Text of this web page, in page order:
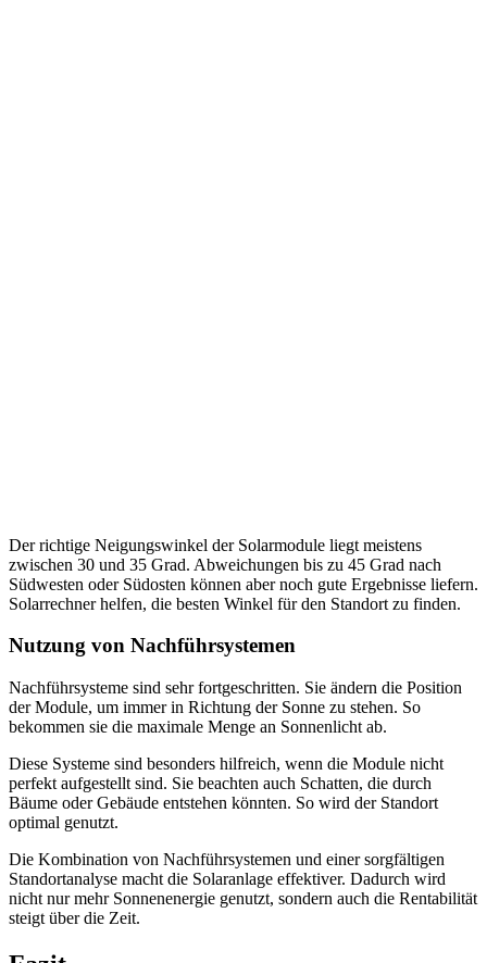
Der richtige Neigungswinkel der Solarmodule liegt meistens
zwischen 30 und 35 Grad. Abweichungen bis zu 45 Grad nach
Südwesten oder Südosten können aber noch gute Ergebnisse liefern.
Solarrechner helfen, die besten Winkel für den Standort zu finden.
Nutzung von Nachführsystemen
Nachführsysteme sind sehr fortgeschritten. Sie ändern die Position
der Module, um immer in Richtung der Sonne zu stehen. So
bekommen sie die maximale Menge an Sonnenlicht ab.
Diese Systeme sind besonders hilfreich, wenn die Module nicht
perfekt aufgestellt sind. Sie beachten auch Schatten, die durch
Bäume oder Gebäude entstehen könnten. So wird der Standort
optimal genutzt.
Die Kombination von Nachführsystemen und einer sorgfältigen
Standortanalyse macht die Solaranlage effektiver. Dadurch wird
nicht nur mehr Sonnenenergie genutzt, sondern auch die Rentabilität
steigt über die Zeit.